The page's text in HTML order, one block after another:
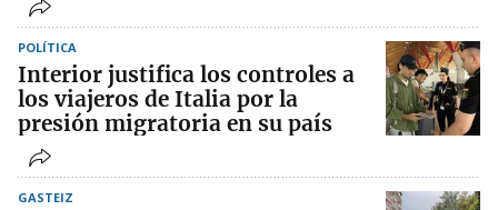
POLÍTICA
Interior justifica los controles a
los viajeros de Italia por la
presión migratoria en su país
GASTEIZ